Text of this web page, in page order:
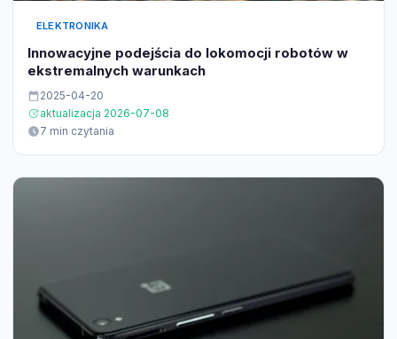
ELEKTRONIKA
Innowacyjne podejścia do lokomocji robotów w
ekstremalnych warunkach
2025-04-20
aktualizacja 2026-07-08
7 min czytania